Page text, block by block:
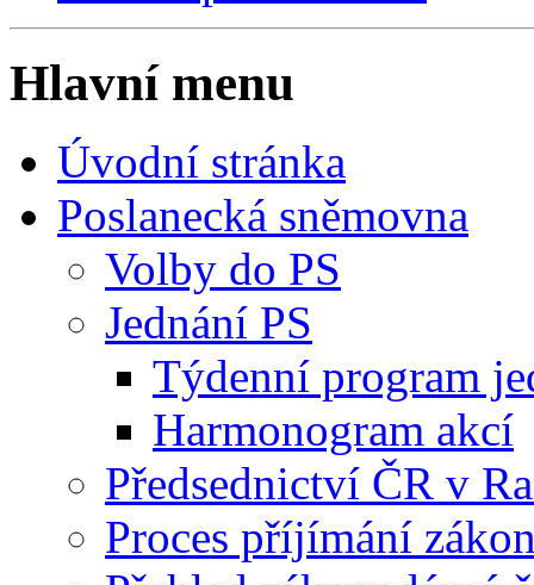
Hlavní menu
Úvodní stránka
Poslanecká sněmovna
Volby do PS
Jednání PS
Týdenní program
Harmonogram akcí
Předsednictví ČR v
Proces příjímání